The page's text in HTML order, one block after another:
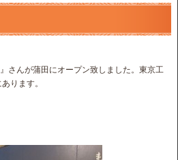
さんが蒲田にオープン致しました。東京工
ります。